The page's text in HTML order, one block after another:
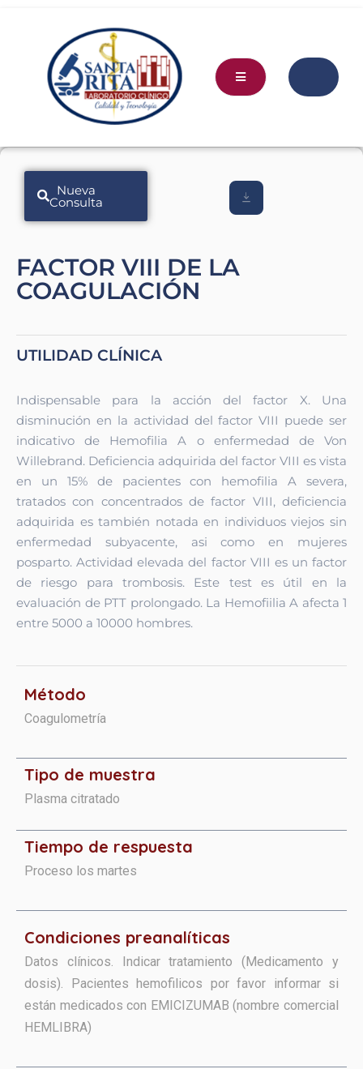
Nueva
Consulta
FACTOR VIII DE LA
COAGULACIÓN
UTILIDAD CLÍNICA
Indispensable para la acción del factor X. Una
disminución en la actividad del factor VIII puede ser
indicativo de Hemofilia A o enfermedad de Von
Willebrand. Deficiencia adquirida del factor VIII es vista
en un 15% de pacientes con hemofilia A severa,
tratados con concentrados de factor VIII, deficiencia
adquirida es también notada en individuos viejos sin
enfermedad subyacente, asi como en mujeres
posparto. Actividad elevada del factor VIII es un factor
de riesgo para trombosis. Este test es útil en la
evaluación de PTT prolongado. La Hemofiilia A afecta 1
entre 5000 a 10000 hombres.
Método
Coagulometría
Tipo de muestra
Plasma citratado
Tiempo de respuesta
Proceso los martes
Condiciones preanalíticas​​​
Datos clínicos. Indicar tratamiento (Medicamento y
dosis). Pacientes hemofilicos por favor informar si
están medicados con EMICIZUMAB (nombre comercial
HEMLIBRA)